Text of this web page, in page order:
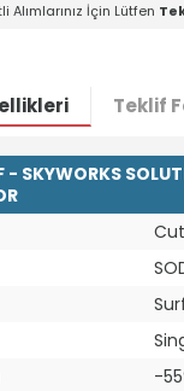
Alımlarınız İçin Lütfen
Teklif
SKYWORKS
-